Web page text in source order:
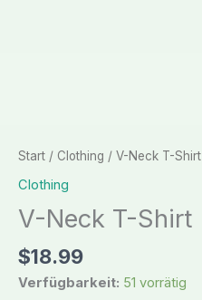
Start / Clothing / V-Neck T-Shirt
Clothing
V-Neck T-Shirt
$18.99
Verfügbarkeit: 51 vorrätig